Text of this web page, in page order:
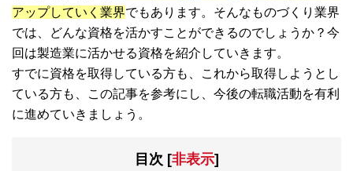
アップしていく業界でもあります。そんなものづくり業界
では、どんな資格を活かすことができるのでしょうか？今
回は製造業に活かせる資格を紹介していきます。
すでに資格を取得している方も、これから取得しようとし
ている方も、この記事を参考にし、今後の転職活動を有利
に進めていきましょう。
目次 [非表示]